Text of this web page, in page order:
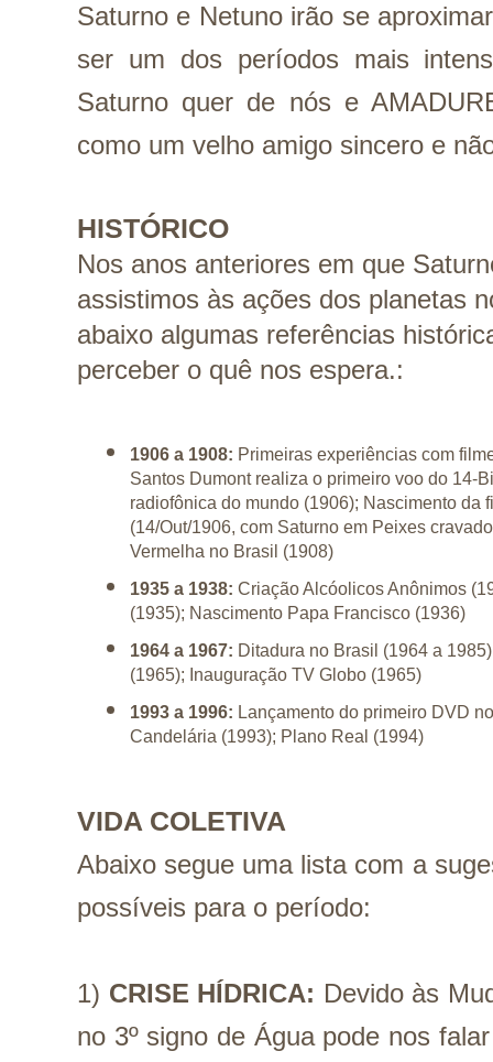
Saturno e Netuno irão se
ser um dos períodos mais
Saturno quer de nós e
como um velho amigo sincero e
HISTÓRICO
Nos anos anteriores em que
assistimos às ações dos planetas
abaixo algumas referências
perceber o quê nos espera.:
1906 a 1908: Primeiras experiências com
Santos Dumont realiza o primeiro voo do 14-
radiofônica do mundo (1906); Nascimento da
(14/Out/1906, com Saturno em Peixes
Vermelha no Brasil (1908)
1935 a 1938: Criação Alcóolicos Anônimos
(1935); Nascimento Papa Francisco (1936)
1964 a 1967: Ditadura no Brasil (1964 a
(1965); Inauguração TV Globo (1965)
1993 a 1996: Lançamento do primeiro DVD
Candelária (1993); Plano Real (1994)
VIDA COLETIVA
Abaixo segue uma lista com a
possíveis para o período:
1) CRISE HÍDRICA: Devido às
no 3º signo de Água pode nos